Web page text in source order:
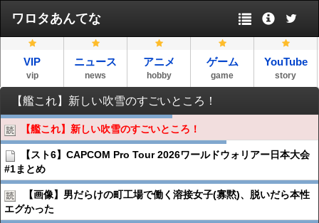
ワロタあんてな
VIP
vip
ニュース
news
アニメ
hobby
ゲーム
game
YouTube
story
【艦これ】新しい吹雪のすごいところ！
【艦これ】新しい吹雪のすごいところ！
【スト6】CAPCOM Pro Tour 2026ワールドウォリアー日本大会
#1まとめ
【画像】男だらけの町工場で働く溶接女子(寡黙)、脱いだら本性
エグかった